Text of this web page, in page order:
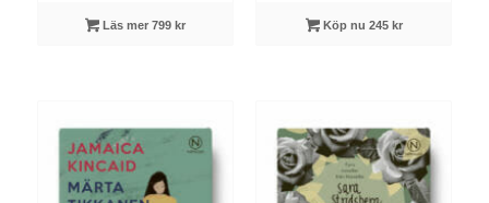
Läs mer 799 kr Köp nu 245 kr